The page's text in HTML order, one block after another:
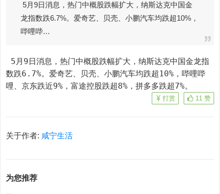
5月9日消息，热门中概股跌幅扩大，纳斯达克中国金
龙指数跌6.7%。爱奇艺、贝壳、小鹏汽车均跌超10%，
哔哩哔…
5月9日消息，热门中概股跌幅扩大，纳斯达克中国金龙指
数跌6.7%。爱奇艺、贝壳、小鹏汽车均跌超10%，哔哩哔
哩、京东跌近9%，富途控股跌超8%，拼多多跌超7%。
11 赞
打赏
关于作者: 咸宁生活
为您推荐